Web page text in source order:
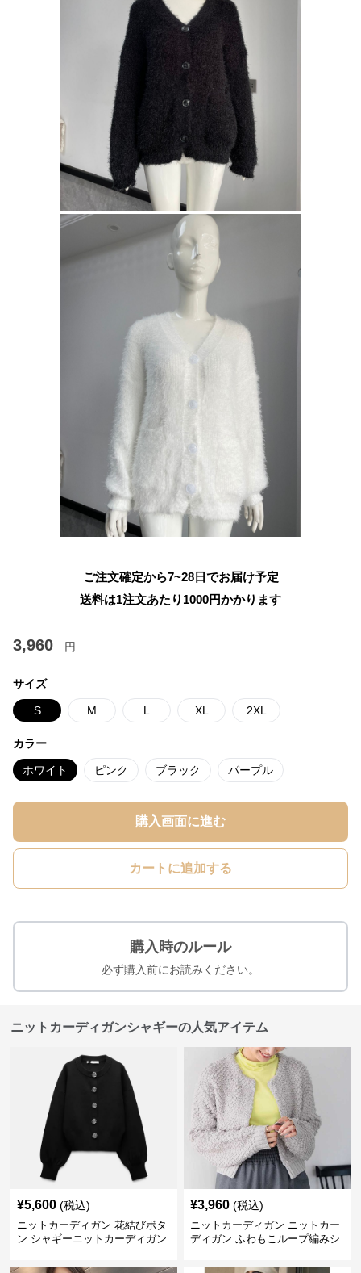
ご注文確定から7~28日でお届け予定
送料は1注文あたり 1000円かかります
3,960 円
サイズ
S M L XL 2XL
カラー
ホワイト ピンク ブラック パープル
購入画面に進む
カートに追加する
購入時のルール
必ず購入前にお読みください。
ニットカーディガンシャギーの人気アイテム
¥5,600 (税込)
ニットカーディガン 花結びボタ
ン シャギーニットカーディガン
¥3,960 (税込)
ニットカーディガン ニットカー
ディガン ふわもこループ編みシ